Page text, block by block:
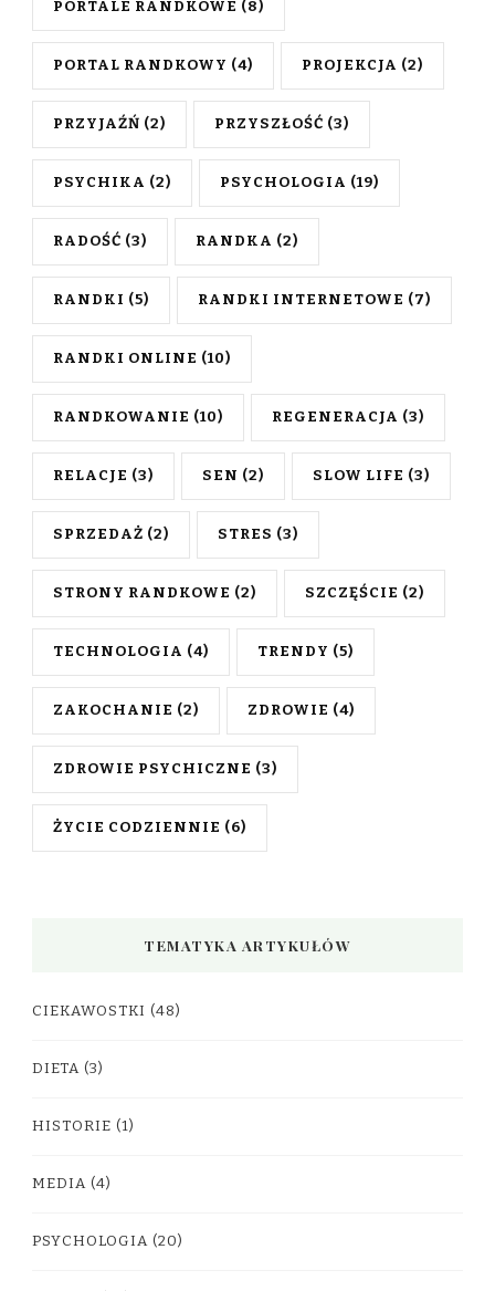
PORTALE RANDKOWE (8)
PORTAL RANDKOWY (4) PROJEKCJA (2)
PRZYJAŹŃ (2) PRZYSZŁOŚĆ (3)
PSYCHIKA (2) PSYCHOLOGIA (19)
RADOŚĆ (3) RANDKA (2)
RANDKI (5) RANDKI INTERNETOWE (7)
RANDKI ONLINE (10)
RANDKOWANIE (10) REGENERACJA (3)
RELACJE (3) SEN (2) SLOW LIFE (3)
SPRZEDAŻ (2) STRES (3)
STRONY RANDKOWE (2) SZCZĘŚCIE (2)
TECHNOLOGIA (4) TRENDY (5)
ZAKOCHANIE (2) ZDROWIE (4)
ZDROWIE PSYCHICZNE (3)
ŻYCIE CODZIENNIE (6)
TEMATYKA ARTYKUŁÓW
CIEKAWOSTKI (48)
DIETA (3)
HISTORIE (1)
MEDIA (4)
PSYCHOLOGIA (20)